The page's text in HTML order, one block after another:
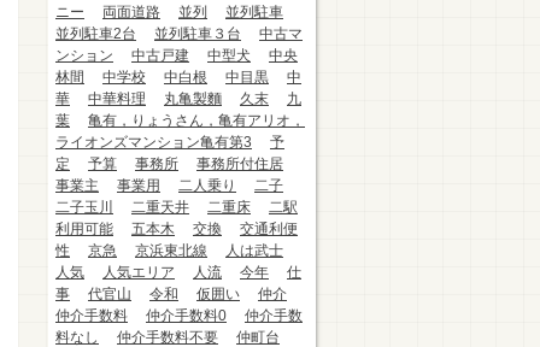
ニー
両面道路 並列
並列駐車
並列駐車2台
並列駐車３台
中古マ
ンション
中古戸建 中型犬
中央
林間
中学校 中白根 中目黒
中
華
中華料理 丸亀製麵 久末
九
葉
亀有，りょうさん，亀有アリオ，
ライオンズマンション亀有第3
予
定
予算 事務所
事務所付住居
事業主
事業用 二人乗り
二子
二子玉川
二重天井 二重床
二駅
利用可能
五本木 交換
交通利便
性
京急 京浜東北線
人は武士
人気
人気エリア 人流 今年
仕
事
代官山 令和 仮囲い
仲介
仲介手数料
仲介手数料0
仲介手数
料なし
仲介手数料不要
仲町台